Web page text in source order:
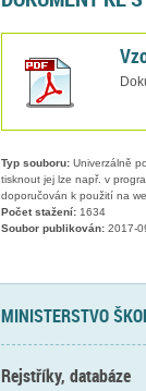
Typ souboru:Univerzálně
tisknout jej lze např. v
doporučován k použití na
Počet stažení:1634
Soubor publikován:2017-
MINISTERSTVO
Rejstříky, databáze